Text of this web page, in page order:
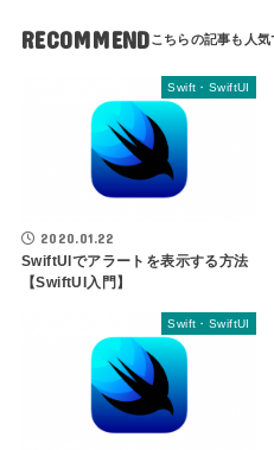
RECOMMEND
Swift・SwiftUI
2020.01.22
SwiftUIでアラートを表示する方法
【SwiftUI入門】
Swift・SwiftUI